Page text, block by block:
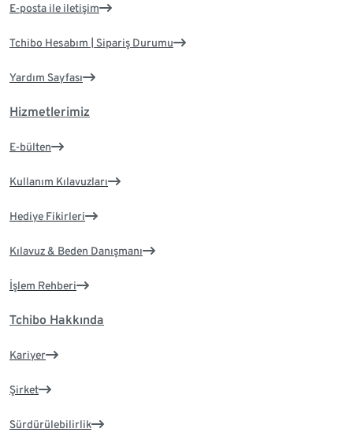
E-posta ile iletişim
Tchibo Hesabım | Sipariş Durumu
Yardım Sayfası
Hizmetlerimiz
E-bülten
Kullanım Kılavuzları
Hediye Fikirleri
Kılavuz & Beden Danışmanı
İşlem Rehberi
Tchibo Hakkında
Kariyer
Şirket
Sürdürülebilirlik